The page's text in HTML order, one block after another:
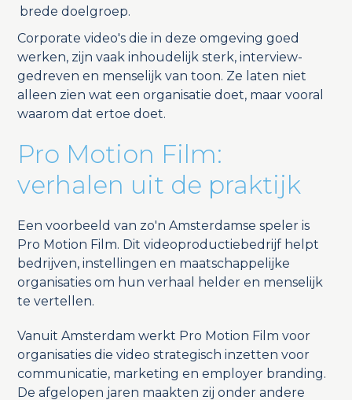
brede doelgroep.
Corporate video's die in deze omgeving goed
werken, zijn vaak inhoudelijk sterk, interview-
gedreven en menselijk van toon. Ze laten niet
alleen zien wat een organisatie doet, maar vooral
waarom dat ertoe doet.
Pro Motion Film:
verhalen uit de praktijk
Een voorbeeld van zo'n Amsterdamse speler is
Pro Motion Film. Dit videoproductiebedrijf helpt
bedrijven, instellingen en maatschappelijke
organisaties om hun verhaal helder en menselijk
te vertellen.
Vanuit Amsterdam werkt Pro Motion Film voor
organisaties die video strategisch inzetten voor
communicatie, marketing en employer branding.
De afgelopen jaren maakten zij onder andere